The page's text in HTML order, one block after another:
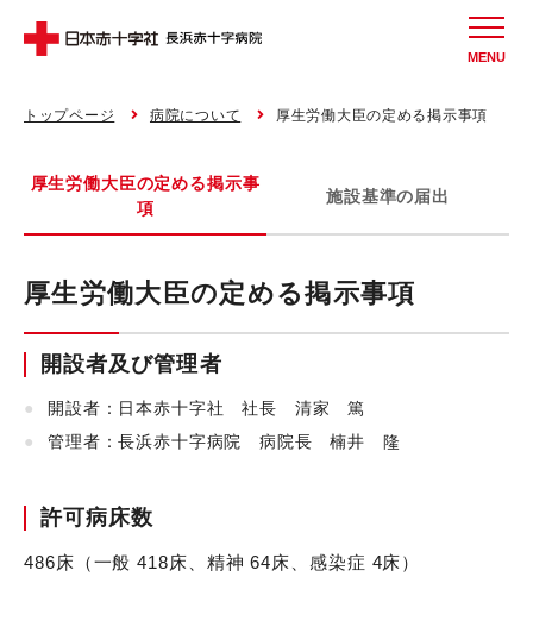
MENU
トップページ 病院について 厚生労働大臣の定める掲示事項
厚生労働大臣の定める掲示事
項
施設基準の届出
厚生労働大臣の定める掲示事項
開設者及び管理者
開設者：日本赤十字社 社長 清家 篤
管理者：長浜赤十字病院 病院長 楠井 隆
許可病床数
486床（一般 418床、精神 64床、感染症 4床）